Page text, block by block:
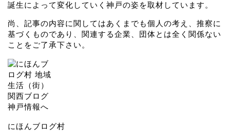
誕生によって変化していく神戸の姿を取材しています。
尚、記事の内容に関してはあくまでも個人の考え、推察に
基づくものであり、関連する企業、団体とは全く関係ない
ことをご了承下さい。
にほんブログ村